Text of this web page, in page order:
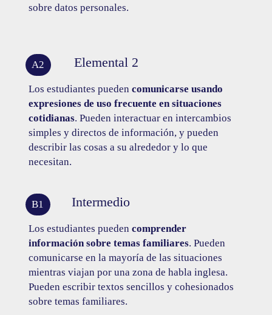
sobre datos personales.
A2 Elemental 2
Los estudiantes pueden comunicarse usando
expresiones de uso frecuente en situaciones
cotidianas. Pueden interactuar en intercambios
simples y directos de información, y pueden
describir las cosas a su alrededor y lo que
necesitan.
B1 Intermedio
Los estudiantes pueden comprender
información sobre temas familiares. Pueden
comunicarse en la mayoría de las situaciones
mientras viajan por una zona de habla inglesa.
Pueden escribir textos sencillos y cohesionados
sobre temas familiares.